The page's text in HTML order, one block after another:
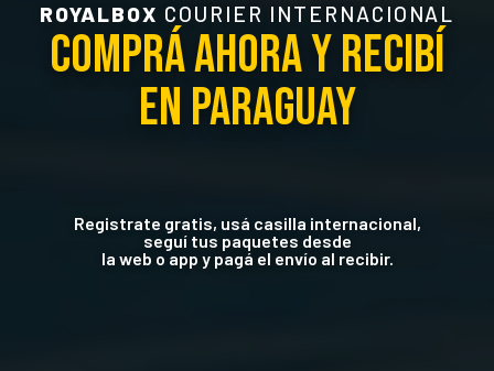
ROYALBOX COURIER INTERNACIONAL
COMPRÁ AHORA Y RECIBÍ
EN PARAGUAY
Registrate gratis, usá casilla internacional,
seguí tus paquetes desde
la web o app y pagá el envío al recibir.